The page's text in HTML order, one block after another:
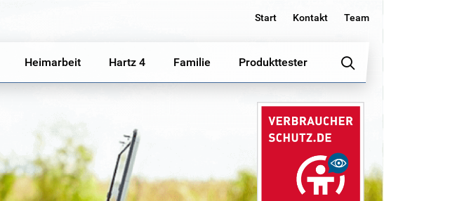
Start Kontakt Team
Heimarbeit Hartz 4 Familie Produkttester